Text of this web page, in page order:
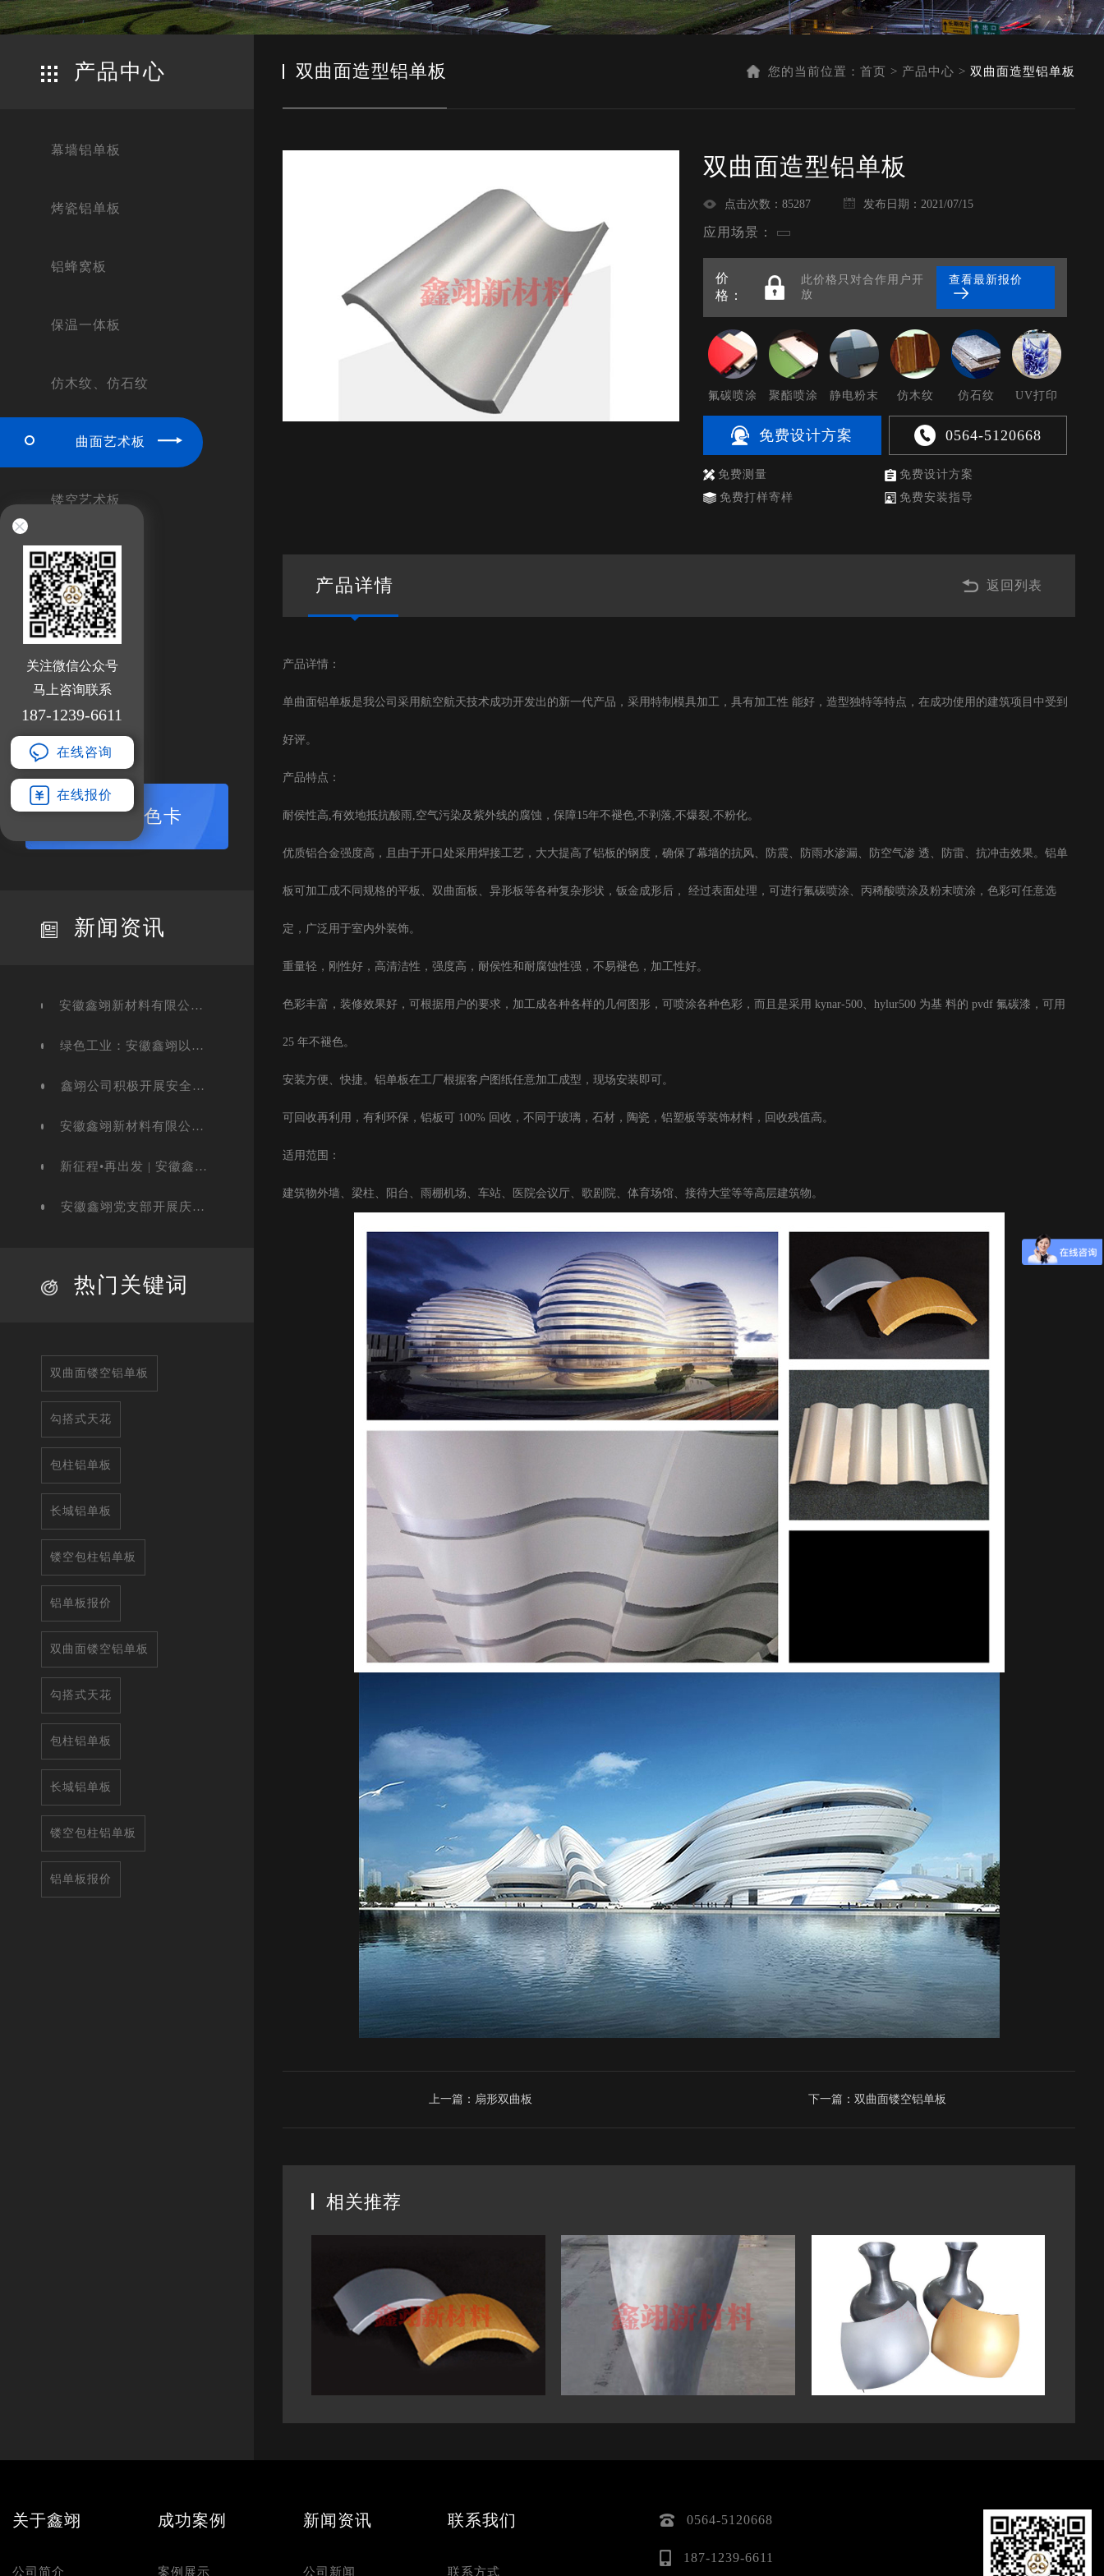
产品中心
幕墙铝单板
烤瓷铝单板
铝蜂窝板
保温一体板
仿木纹、仿石纹
曲面艺术板
镂空艺术板
冲孔工艺板
勾搭式天板
铝制方通
暗架天花板
查看色卡
新闻资讯
安徽鑫翊新材料有限公司：引领铝单板、蜂窝铝单板与保温一体板行业创新
绿色工业：安徽鑫翊以技术创新破解“治污与效益”难题
鑫翊公司积极开展安全生产月活动，强化安全意识
安徽鑫翊新材料有限公司——流程及数据管理辅导项目启动大会圆满召开
新征程•再出发 | 安徽鑫翊2022年终工作总结暨表彰会纪实
安徽鑫翊党支部开展庆祝“38女神节”系列活动
热门关键词
双曲面镂空铝单板
勾搭式天花
包柱铝单板
长城铝单板
镂空包柱铝单板
铝单板报价
双曲面镂空铝单板
勾搭式天花
包柱铝单板
长城铝单板
镂空包柱铝单板
铝单板报价
双曲面造型铝单板 您的当前位置： 首页 > 产品中心 > 双曲面造型铝单板
双曲面造型铝单板
点击次数：85287 发布日期：2021/07/15
应用场景：
价
格：
此价格只对合作用户开
放
查看最新报价
氟碳喷涂 聚酯喷涂 静电粉末 仿木纹 仿石纹 UV打印
免费设计方案 0564-5120668
免费测量
免费设计方案
免费打样寄样
免费安装指导
产品详情 返回列表
产品详情：
单曲面铝单板是我公司采用航空航天技术成功开发出的新一代产品，采用特制模具加工，具有加工性 能好，造型独特等特点，在成功使用的建筑项目中受到
好评。
产品特点：
耐侯性高,有效地抵抗酸雨,空气污染及紫外线的腐蚀，保障15年不褪色,不剥落,不爆裂,不粉化。
优质铝合金强度高，且由于开口处采用焊接工艺，大大提高了铝板的钢度，确保了幕墙的抗风、防震、防雨水渗漏、防空气渗 透、防雷、抗冲击效果。铝单
板可加工成不同规格的平板、双曲面板、异形板等各种复杂形状，钣金成形后， 经过表面处理，可进行氟碳喷涂、丙稀酸喷涂及粉末喷涂，色彩可任意选
定，广泛用于室内外装饰。
重量轻，刚性好，高清洁性，强度高，耐侯性和耐腐蚀性强，不易褪色，加工性好。
色彩丰富，装修效果好，可根据用户的要求，加工成各种各样的几何图形，可喷涂各种色彩，而且是采用 kynar-500、hylur500 为基 料的 pvdf 氟碳漆，可用
25 年不褪色。
安装方便、快捷。铝单板在工厂根据客户图纸任意加工成型，现场安装即可。
可回收再利用，有利环保，铝板可 100% 回收，不同于玻璃，石材，陶瓷，铝塑板等装饰材料，回收残值高。
适用范围：
建筑物外墙、梁柱、阳台、雨棚机场、车站、医院会议厅、歌剧院、体育场馆、接待大堂等等高层建筑物。
上一篇：扇形双曲板 下一篇：双曲面镂空铝单板
相关推荐
关于鑫翊
公司简介
成功案例
案例展示
新闻资讯
公司新闻
联系我们
联系方式
0564-5120668
187-1239-6611
关注微信公众号
马上咨询联系
187-1239-6611
在线咨询
在线报价